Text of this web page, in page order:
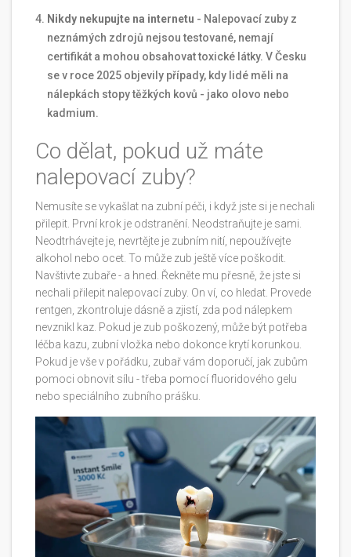
Nikdy nekupujte na internetu - Nalepovací zuby z
neznámých zdrojů nejsou testované, nemají
certifikát a mohou obsahovat toxické látky. V Česku
se v roce 2025 objevily případy, kdy lidé měli na
nálepkách stopy těžkých kovů - jako olovo nebo
kadmium.
Co dělat, pokud už máte
nalepovací zuby?
Nemusíte se vykašlat na zubní péči, i když jste si je nechali
přilepit. První krok je odstranění. Neodstraňujte je sami.
Neodtrhávejte je, nevrtějte je zubním nití, nepoužívejte
alkohol nebo ocet. To může zub ještě více poškodit.
Navštivte zubaře - a hned. Řekněte mu přesně, že jste si
nechali přilepit nalepovací zuby. On ví, co hledat. Provede
rentgen, zkontroluje dásně a zjistí, zda pod nálepkem
nevznikl kaz. Pokud je zub poškozený, může být potřeba
léčba kazu, zubní vložka nebo dokonce krytí korunkou.
Pokud je vše v pořádku, zubař vám doporučí, jak zubům
pomoci obnovit sílu - třeba pomocí fluoridového gelu
nebo speciálního zubního prášku.